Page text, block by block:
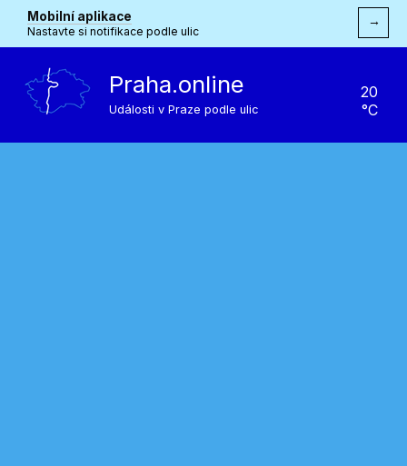
Mobilní aplikace
Nastavte si notifikace podle ulic
→
Praha.online
Události v Praze podle ulic
20
°C